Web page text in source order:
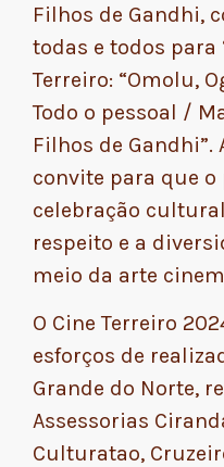
Filhos de Gandhi,
todas e todos para
Terreiro: “Omolu,
Todo o pessoal /
Filhos de Gandhi”.
convite para que
celebração
respeito e a
meio da arte
O Cine Terreiro
esforços de
Grande do Norte,
Assessorias
Culturatao,